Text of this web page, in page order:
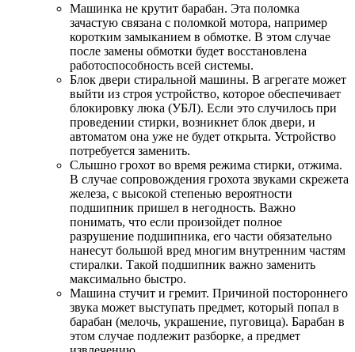
Машинка не крутит барабан. Эта поломка
зачастую связана с поломкой мотора, например
коротким замыканием в обмотке. В этом случае
после замены обмотки будет восстановлена
работоспособность всей системы.
Блок двери стиральной машины. В агрегате может
выйти из строя устройство, которое обеспечивает
блокировку люка (УБЛ). Если это случилось при
проведении стирки, возникнет блок двери, и
автоматом она уже не будет открыта. Устройство
потребуется заменить.
Слышно грохот во время режима стирки, отжима.
В случае сопровождения грохота звуками скрежета
железа, с высокой степенью вероятности
подшипник пришел в негодность. Важно
понимать, что если произойдет полное
разрушение подшипника, его части обязательно
нанесут большой вред многим внутренним частям
стиралки. Такой подшипник важно заменить
максимально быстро.
Машина стучит и гремит. Причиной постороннего
звука может выступать предмет, который попал в
барабан (мелочь, украшение, пуговица). Барабан в
этом случае подлежит разборке, а предмет